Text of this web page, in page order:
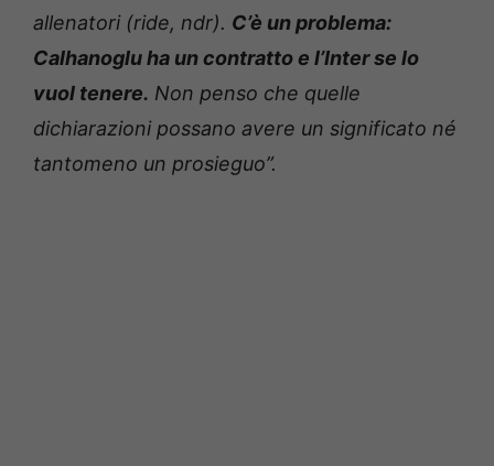
allenatori (ride, ndr). C’è un problema:
Calhanoglu ha un contratto e l’Inter se lo
vuol tenere. Non penso che quelle
dichiarazioni possano avere un significato né
tantomeno un prosieguo”.